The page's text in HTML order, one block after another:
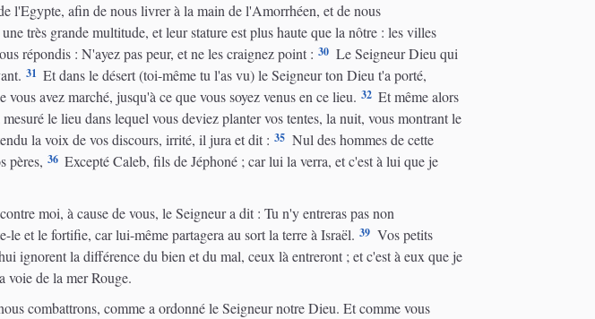
l'Egypte, afin de nous livrer à la main de l'Amorrhéen, et de nous
très grande multitude, et leur stature est plus haute que la nôtre : les villes
répondis : N'ayez pas peur, et ne les craignez point : 30 Le Seigneur Dieu qui
31 Et dans le désert (toi-même tu l'as vu) le Seigneur ton Dieu t'a porté,
avez marché, jusqu'à ce que vous soyez venus en ce lieu. 32 Et même alors
le lieu dans lequel vous deviez planter vos tentes, la nuit, vous montrant le
la voix de vos discours, irrité, il jura et dit : 35 Nul des hommes de cette
pères, 36 Excepté Caleb, fils de Jéphoné ; car lui la verra, et c'est à lui que je
moi, à cause de vous, le Seigneur a dit : Tu n'y entreras pas non
et le fortifie, car lui-même partagera au sort la terre à Israël. 39 Vos petits
ignorent la différence du bien et du mal, ceux là entreront ; et c'est à eux que je
voie de la mer Rouge.
combattrons, comme a ordonné le Seigneur notre Dieu. Et comme vous